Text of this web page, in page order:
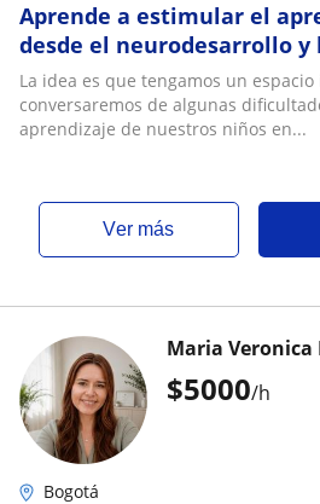
Aprende a estimular el
desde el neurodesarrollo y
científica 🧠👶🏻✨
La idea es que tengamos un
conversaremos de algunas
aprendizaje de nuestros niños en...
ver más
$5000/h
Maria
Bogotá